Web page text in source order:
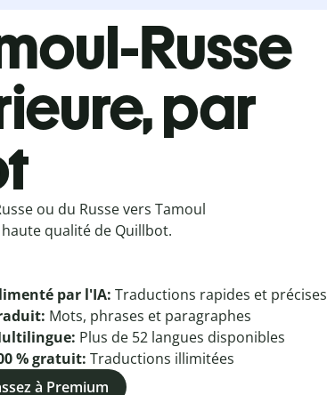
Russe
par
ou du Russe vers Tamoul
qualité de Quillbot.
par l'IA: Traductions rapides et précises
Mots, phrases et paragraphes
Plus de 52 langues disponibles
% gratuit: Traductions illimitées
à Premium